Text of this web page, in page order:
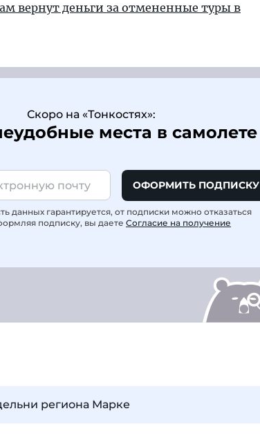
вернут деньги за отмененные туры в
Скоро на «Тонкостях»:
места в самолете
ОФОРМИТЬ ПОДПИСКУ
данных гарантируется, от подписки можно отказаться
подписку, вы даете Согласие на получение
региона Марке